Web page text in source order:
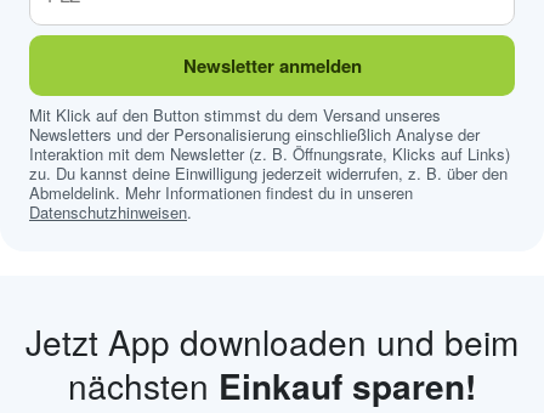
Newsletter anmelden
Mit Klick auf den Button stimmst du dem Versand unseres
Newsletters und der Personalisierung einschließlich Analyse der
Interaktion mit dem Newsletter (z. B. Öffnungsrate, Klicks auf Links)
zu. Du kannst deine Einwilligung jederzeit widerrufen, z. B. über den
Abmeldelink. Mehr Informationen findest du in unseren
Datenschutzhinweisen.
Jetzt App downloaden und beim
nächsten Einkauf sparen!